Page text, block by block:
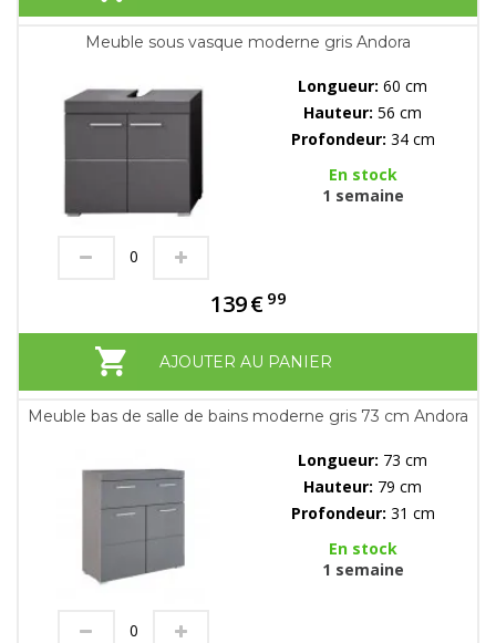
Meuble sous vasque moderne gris Andora
Longueur: 60 cm
Hauteur: 56 cm
Profondeur: 34 cm
En stock
1 semaine
139€ 99
AJOUTER AU PANIER
Meuble bas de salle de bains moderne gris 73 cm Andora
Longueur: 73 cm
Hauteur: 79 cm
Profondeur: 31 cm
En stock
1 semaine